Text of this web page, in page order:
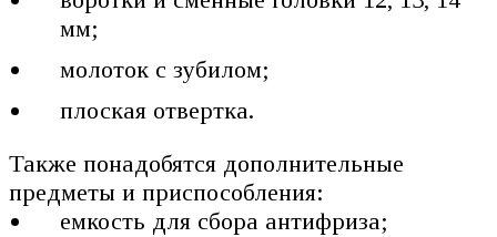
мм;
молоток с зубилом;
плоская отвертка.
Также понадобятся дополнительные
предметы и приспособления:
емкость для сбора антифриза;